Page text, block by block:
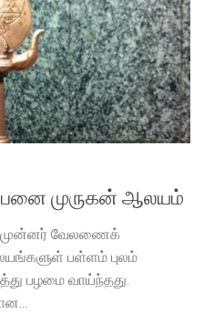
முருகன் ஆலயம்
முன்னர் வேலணைக்
பள்ளம் புலம்
பழமை வாய்ந்தது.